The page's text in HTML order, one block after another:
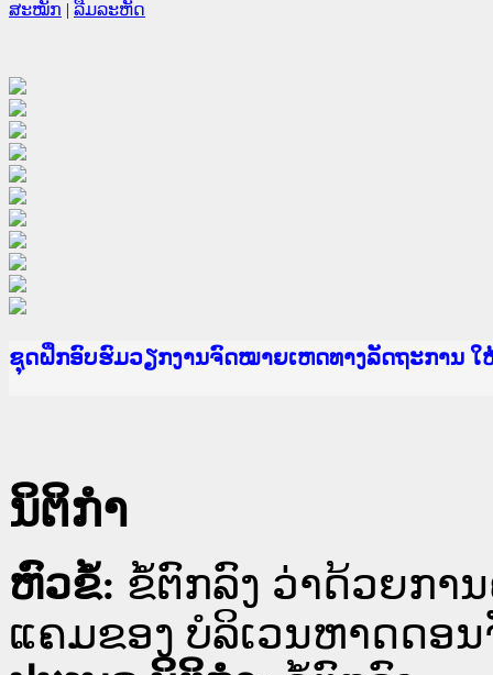
ສະໝັກ | ລືມລະຫັດ
Ministry of Justice Lao PDR
ເຜີຍແຜ່ວັບໄຊຈົດໝາຍເຫດທາງລັດຖະການ ແລະ ແອັ
ກະຊວງຍຸຕິທຳ
ຊຸດຝຶກອົບຮົມວຽກງານຈົດໝາຍເຫດທາງລັດຖະການ
ກອງປະຊຸມທົບທວນຄືນການຈັດຕັ້ງປະຕິບັດວຽກງານຈົ
ຝຶກອົບຮົມ ຜູ່ປະສານງານວຽກງານຈົດໝາຍເຫດທາງລັ
ຝຶກອົບຮົມ ຜູ່ປະສານງານວຽກງານຈົດໝາຍເຫດທາງລັ
ເຜີຍແຜ່ແອັບກົດໝາຍລາວ ແລະ ເວັບໄຊຈົດໝາຍເຫດ
ເຜີຍແຜ່ແອັບກົດໝາຍລາວ ແລະ ເວັບໄຊຈົດໝາຍເຫດ
ຍົກລະດັບວຽກງານຈົດໝາຍເຫດທາງລັດຖະການໃຫ້ຜູ້
ຊຸດຝຶກອົບຮົມວຽກງານຈົດໝາຍເຫດທາງລັດຖະການ ໃ
ນິຕິກໍາ
ຫົວຂໍ້: ຂໍ້ຕົກລົງ ວ່າດ້ວຍກາ
ແຄມຂອງ ບໍລິເວນຫາດດອ